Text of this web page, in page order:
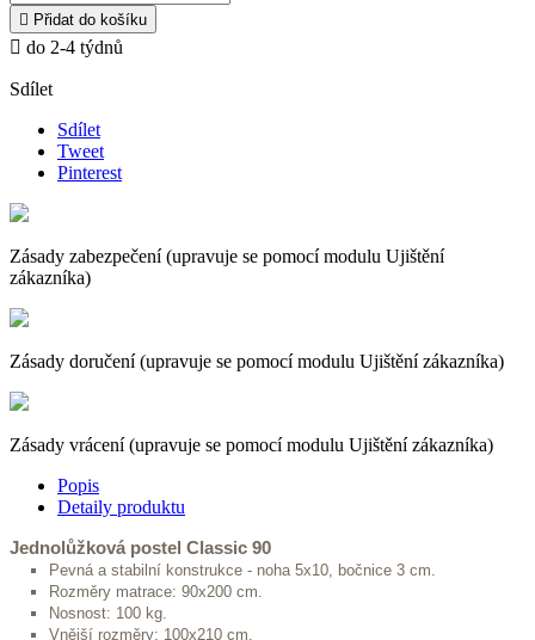
 Přidat do košíku
 do 2-4 týdnů
Sdílet
Sdílet
Tweet
Pinterest
Zásady zabezpečení (upravuje se pomocí modulu Ujištění
zákazníka)
Zásady doručení (upravuje se pomocí modulu Ujištění zákazníka)
Zásady vrácení (upravuje se pomocí modulu Ujištění zákazníka)
Popis
Detaily produktu
Jednolůžková postel Classic 90
Pevná a stabilní konstrukce - noha 5x10, bočnice 3 cm.
Rozměry matrace: 90x200 cm.
Nosnost: 100 kg.
Vnější rozměry: 100x210 cm.